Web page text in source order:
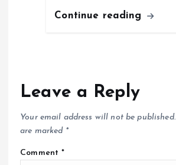
Continue reading
Leave a Reply
Your email address will not be published.
are marked *
Comment*